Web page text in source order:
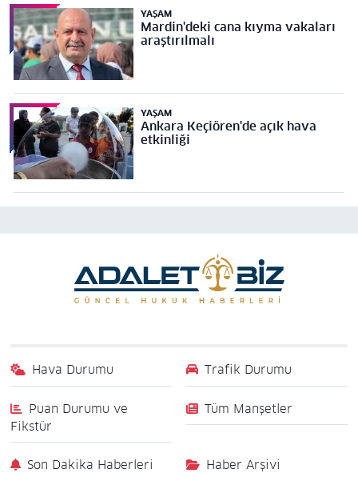
YAŞAM
Mardin'deki cana kıyma vakaları
araştırılmalı
YAŞAM
Ankara Keçiören'de açık hava
etkinliği
Hava Durumu Trafik Durumu
Puan Durumu ve
Fikstür
Tüm Manşetler
Son Dakika Haberleri Haber Arşivi